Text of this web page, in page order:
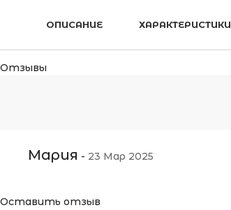
ОПИСАНИЕ ХАРАКТЕРИСТИКИ
Отзывы
Мария - 23 Мар 2025
Оставить отзыв